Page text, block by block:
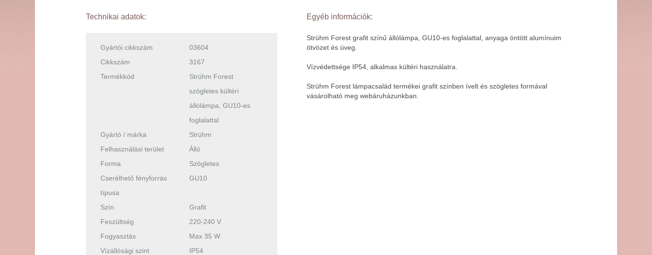
Technikai adatok:
Gyártói cikkszám
03604
Cikkszám
3167
Termékkód
Strühm Forest
szögletes kültéri
állólámpa, GU10-es
foglalattal
Gyártó / márka
Strühm
Felhasználási terület
Álló
Forma
Szögletes
Cserélhető fényforrás
típusa
GU10
Szín
Grafit
Feszültség
220-240 V
Fogyasztás
Max 35 W
Vízállósági szint
IP54
Egyéb információk:
Strühm Forest grafit színű állólámpa, GU10-es foglalattal, anyaga öntött alumínuim
ötvözet és üveg.
Vízvédettsége IP54, alkalmas kültéri használatra.
Strühm Forest lámpacsalád termékei grafit színben ívelt és szögletes formával
vásárolható meg webáruházunkban.